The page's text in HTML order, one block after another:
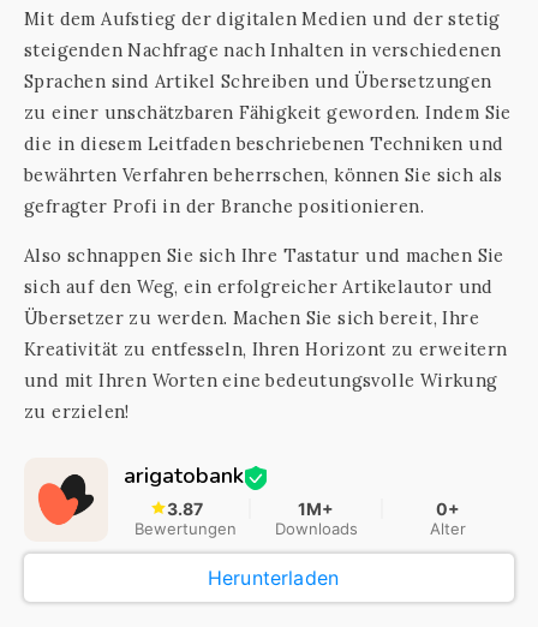
Mit dem Aufstieg der digitalen Medien und der stetig
steigenden Nachfrage nach Inhalten in verschiedenen
Sprachen sind Artikel Schreiben und Übersetzungen
zu einer unschätzbaren Fähigkeit geworden. Indem Sie
die in diesem Leitfaden beschriebenen Techniken und
bewährten Verfahren beherrschen, können Sie sich als
gefragter Profi in der Branche positionieren.
Also schnappen Sie sich Ihre Tastatur und machen Sie
sich auf den Weg, ein erfolgreicher Artikelautor und
Übersetzer zu werden. Machen Sie sich bereit, Ihre
Kreativität zu entfesseln, Ihren Horizont zu erweitern
und mit Ihren Worten eine bedeutungsvolle Wirkung
zu erzielen!
arigatobank
3.87
Bewertungen
1M+
Downloads
0+
Alter
Herunterladen